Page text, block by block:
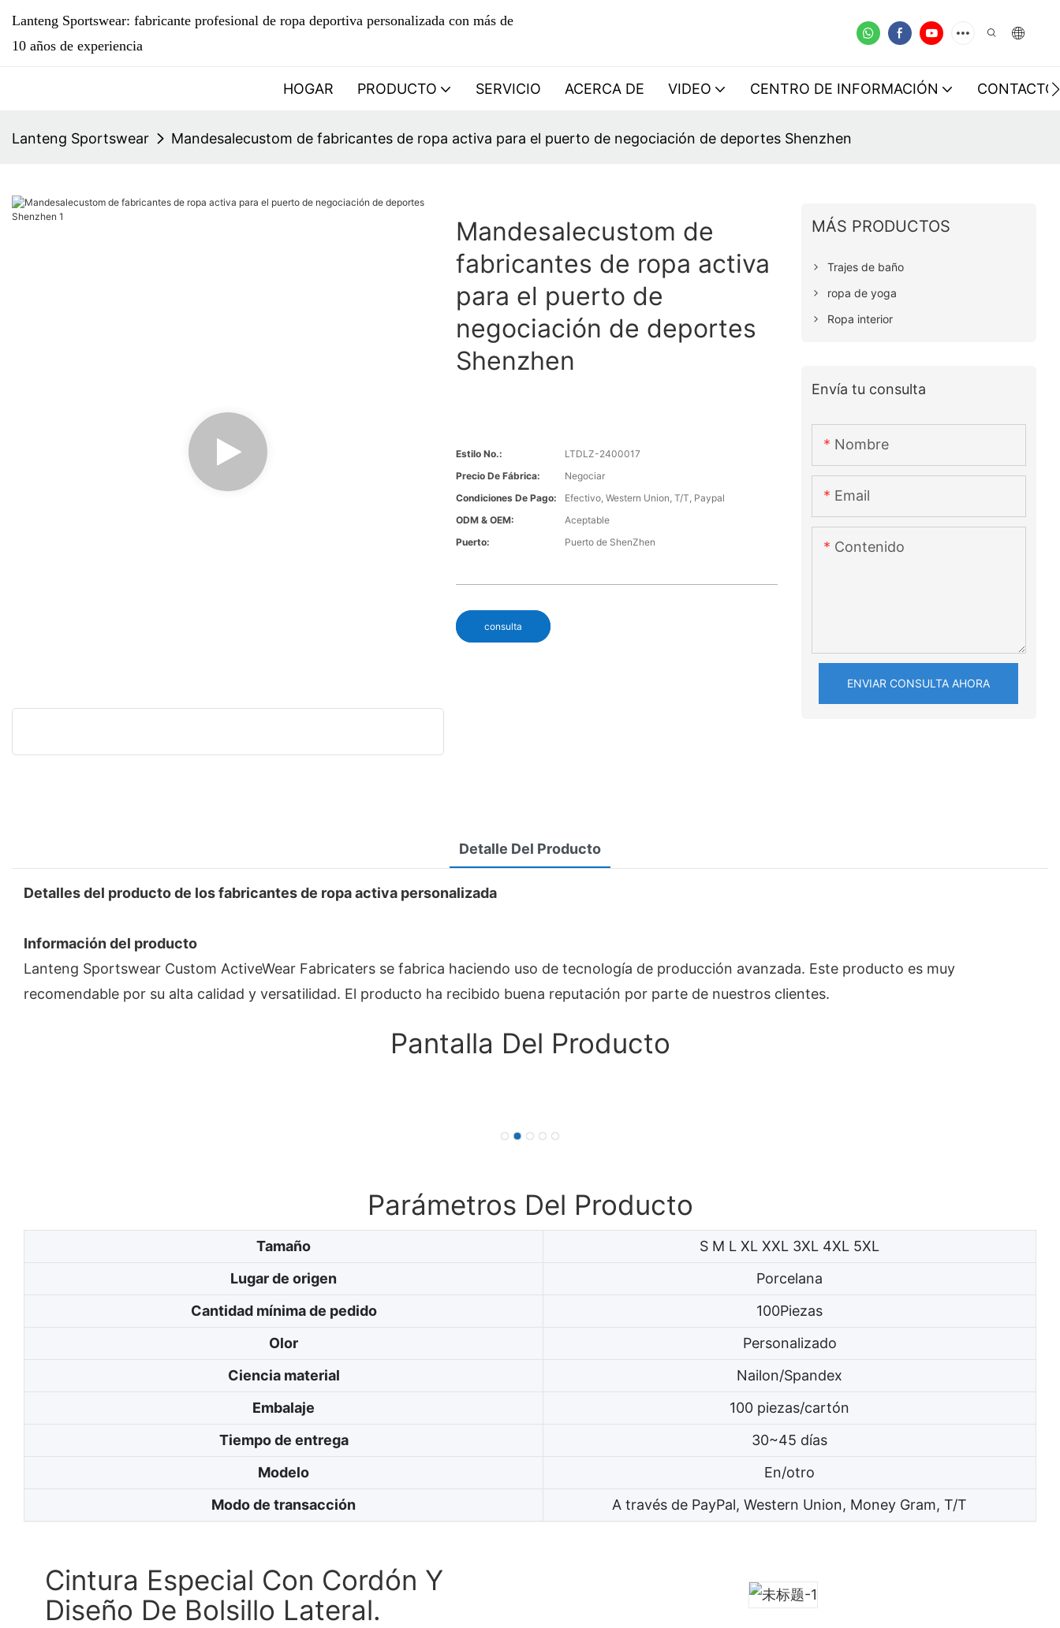
Lanteng Sportswear: fabricante profesional de ropa deportiva personalizada con más de
10 años de experiencia
HOGAR PRODUCTO SERVICIO ACERCA DE VIDEO CENTRO DE INFORMACIÓN CONTACTO
Lanteng Sportswear Mandesalecustom de fabricantes de ropa activa para el puerto de negociación de deportes Shenzhen
Mandesalecustom de
fabricantes de ropa activa
para el puerto de
negociación de deportes
Shenzhen
Estilo No.:
LTDLZ-2400017
Precio De Fábrica:
Negociar
Condiciones De Pago:
Efectivo, Western Union, T/T, Paypal
ODM & OEM:
Aceptable
Puerto:
Puerto de ShenZhen
consulta
MÁS PRODUCTOS
Trajes de baño
ropa de yoga
Ropa interior
Envía tu consulta
Nombre
Email
Contenido
ENVIAR CONSULTA AHORA
Detalle Del Producto
Detalles del producto de los fabricantes de ropa activa personalizada
Información del producto
Lanteng Sportswear Custom ActiveWear Fabricaters se fabrica haciendo uso de tecnología de producción avanzada. Este producto es muy
recomendable por su alta calidad y versatilidad. El producto ha recibido buena reputación por parte de nuestros clientes.
Pantalla Del Producto
Parámetros Del Producto
Tamaño
S M L XL XXL 3XL 4XL 5XL
Lugar de origen
Porcelana
Cantidad mínima de pedido
100Piezas
Olor
Personalizado
Ciencia material
Nailon/Spandex
Embalaje
100 piezas/cartón
Tiempo de entrega
30~45 días
Modelo
En/otro
Modo de transacción
A través de PayPal, Western Union, Money Gram, T/T
Cintura Especial Con Cordón Y
Diseño De Bolsillo Lateral.